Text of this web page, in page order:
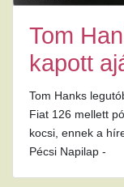
Tom
kapott
Tom Hanks
Fiat 126 mellett
kocsi, ennek a
Pécsi Napilap -